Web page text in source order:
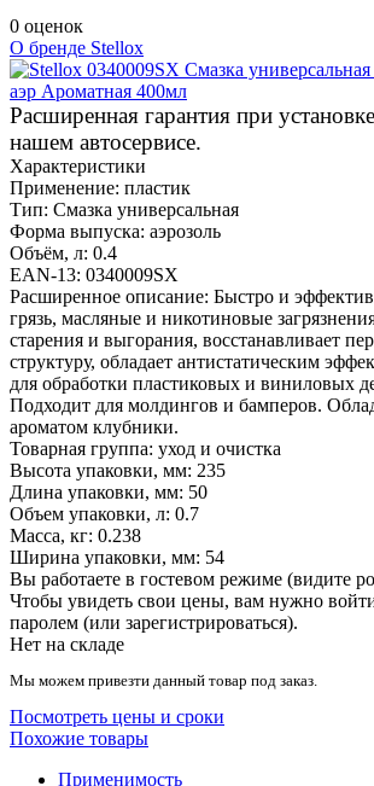
0 оценок
О бренде Stellox
Расширенная гарантия при
нашем автосервисе.
Характеристики
Применение: пластик
Тип: Смазка универсальная
Форма выпуска: аэрозоль
Объём, л: 0.4
EAN-13: 0340009SX
Расширенное описание: Быстро и
грязь, масляные и никотиновые
старения и выгорания, восстанавливает
структуру, обладает антистатическим
для обработки пластиковых и виниловых
Подходит для молдингов и бамперов.
ароматом клубники.
Товарная группа: уход и очистка
Высота упаковки, мм: 235
Длина упаковки, мм: 50
Объем упаковки, л: 0.7
Масса, кг: 0.238
Ширина упаковки, мм: 54
Вы работаете в гостевом режиме (видите
Чтобы увидеть свои цены, вам нужно
паролем (или зарегистрироваться).
Нет на складе
Мы можем привезти данный товар под заказ.
Посмотреть цены и сроки
Похожие товары
Применимость